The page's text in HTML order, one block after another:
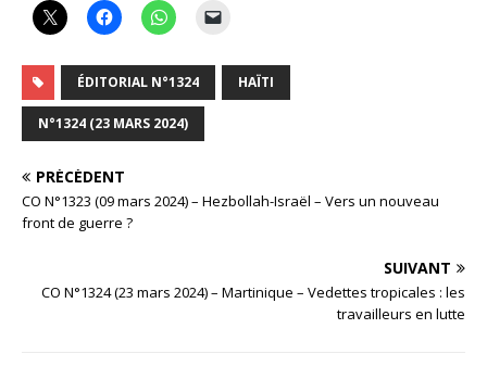
ÉDITORIAL N°1324 HAÏTI
N°1324 (23 MARS 2024)
PRÉCÉDENT
CO N°1323 (09 mars 2024) – Hezbollah-Israël – Vers un nouveau
front de guerre ?
SUIVANT
CO N°1324 (23 mars 2024) – Martinique – Vedettes tropicales : les
travailleurs en lutte